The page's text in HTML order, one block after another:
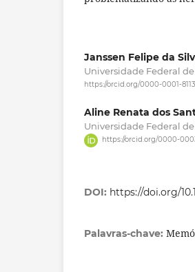
Janssen Felipe da
Universidade Federal
https://orcid.org/0000-0001-
Aline Renata dos
Universidade Federal
https://orcid.org/0000-
DOI: https://doi.org/
Palavras-chave: